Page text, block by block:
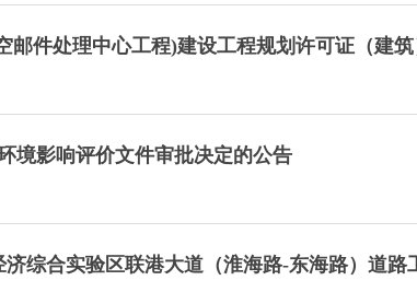
邮件处理中心工程)建设工程规划许可证（建
境影响评价文件审批决定的公告
综合实验区联港大道（淮海路-东海路）道